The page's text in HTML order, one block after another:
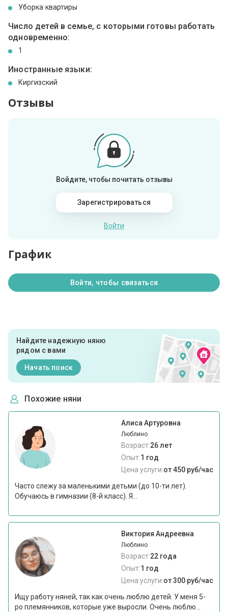
Уборка квартиры
Число детей в семье, с которыми готовы работать
одновременно:
1
Иностранные языки:
Киргизский
Отзывы
Войдите, чтобы почитать отзывы
Зарегистрироваться
Войти
График
Войти, чтобы связаться
Найдите надежную няню
рядом с вами
Начать поиск
Похожие няни
Алиса Артуровна
Люблино
Возраст:26 лет
Опыт:1 год
Цена услуги:от 450 руб/час
Часто слежу за маленькими детьми (до 10-ти лет).
Обучаюсь в гимназии (8-й класс). Я...
Виктория Андреевна
Люблино
Возраст:22 года
Опыт:1 год
Цена услуги:от 300 руб/час
Ищу работу няней, так как очень люблю детей. У меня 5-
ро племянников, которые уже выросли. Очень люблю...